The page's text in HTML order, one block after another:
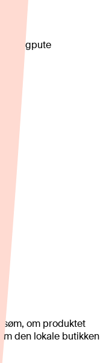
ryggpute
om produktet
den lokale butikken